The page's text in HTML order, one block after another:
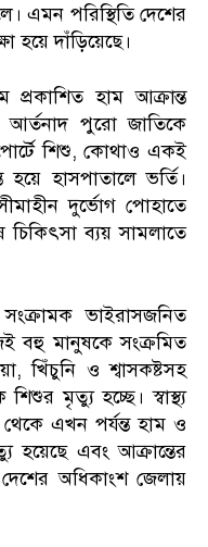
এমন পরিস্থিতি দেশের
হয়ে দাঁড়িয়েছে।
প্রকাশিত হাম আক্রান্ত
আর্তনাদ পুরো জাতিকে
শিশু, কোথাও একই
হয়ে হাসপাতালে ভর্তি।
দুর্ভোগ পোহাতে
চিকিৎসা ব্যয় সামলাতে
ভাইরাসজনিত
বহু মানুষকে সংক্রমিত
খিঁচুনি ও শ্বাসকষ্টসহ
মৃত্যু হচ্ছে। স্বাস্থ্য
এখন পর্যন্ত হাম ও
এবং আক্রান্তের
অধিকাংশ জেলায়